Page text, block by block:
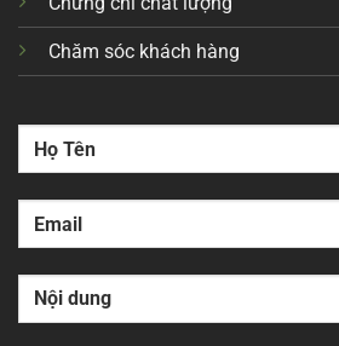
Chăm sóc khách hàng